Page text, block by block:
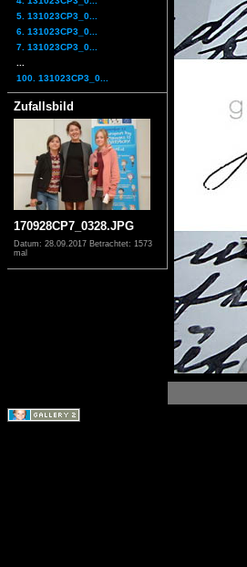
5. 131023CP3_0...
6. 131023CP3_0...
7. 131023CP3_0...
100. 131023CP3_0...
Zufallsbild
170928CP7_0328.JPG
Datum: 28.09.2017 Betrachtet: 1573
mal